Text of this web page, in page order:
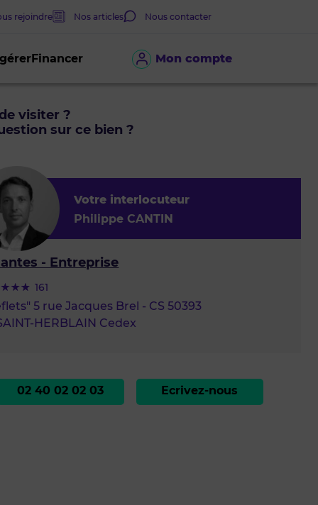
Mon compte
Financer
rejoindre Nos articles Nous contacter
visiter ?
sur ce bien ?
Votre interlocuteur
Philippe CANTIN
- Entreprise
161
5 rue Jacques Brel - CS 50393
HERBLAIN Cedex
02 40 02 02 03 Ecrivez-nous